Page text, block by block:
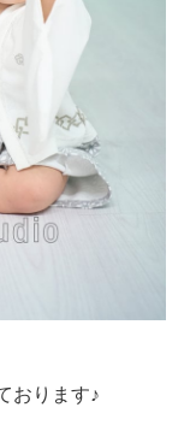
おります♪